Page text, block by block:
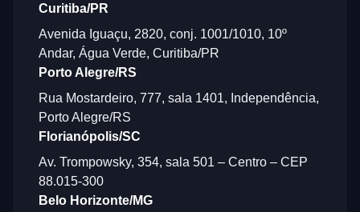
Curitiba/PR
Avenida Iguaçu, 2820, conj. 1001/1010, 10º
Andar, Água Verde, Curitiba/PR
Porto Alegre/RS
Rua Mostardeiro, 777, sala 1401, Independência,
Porto Alegre/RS
Florianópolis/SC
Av. Trompowsky, 354, sala 501 – Centro – CEP
88.015-300
Belo Horizonte/MG